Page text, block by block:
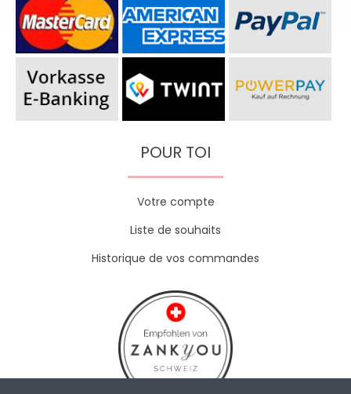
POUR TOI
Votre compte
Liste de souhaits
Historique de vos commandes